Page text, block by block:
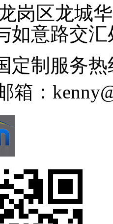
岗区龙城
如意路交
定制服务热
箱：